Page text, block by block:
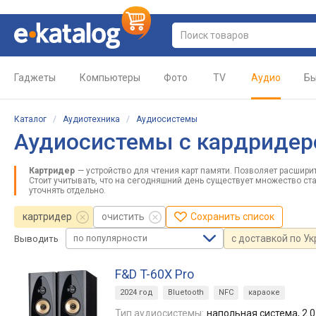
Гаджеты Компьютеры Фото TV Аудио
Каталог / Аудиотехника / Аудиосистемы
Аудиосистемы с
Картридер — устройство для чтения карт памяти. Позволяет
Стоит учитывать, что на сегодняшний день существует множество
уточнять отдельно.
картридер очистить Сохранить список
Выводить по популярности с доставкой по
F&D T-60X Pro
2024 год Bluetooth NFC караоке
Тип аудиосистемы: напольная система, 2.0